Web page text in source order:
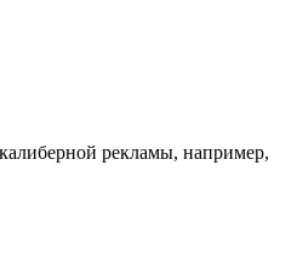
рекламы, например,